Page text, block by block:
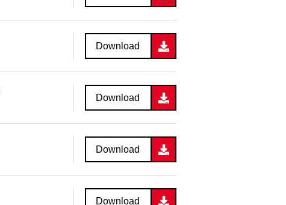
Download
Download
Download
Download